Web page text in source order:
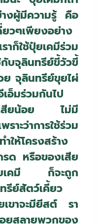
างผู้มีความรู้ คือ
ยวๆเพียงอย่าง
ราก็ใช้ปุ๋ยเคมีร่วม
จุลินทรีย์ขี้วัวขี้
จุลินทรีย์ขุยไผ่
อ็มร่วมกันไป
เสียน้อย ไม่มี
ะว่าการใช้ร่วม
ให้โครงสร้าง
ด หรือของเสีย
ยเคมี ก็จะถูก
รีย์สัตว์เคี้ยว
ขาจะมียีสต์ รา
ยสลายพวกของ